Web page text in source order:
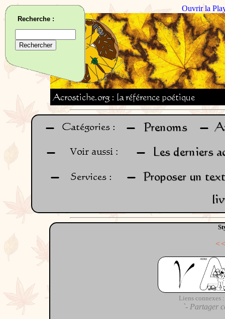
Ouvrir la
Liens connexes :
`- Partager
Recherche :